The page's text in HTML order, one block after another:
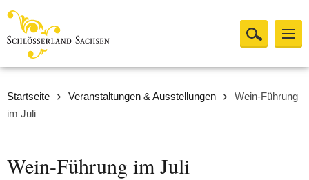
Startseite Veranstaltungen & Ausstellungen
Wein-Führung
im Juli
Wein-Führung im Juli